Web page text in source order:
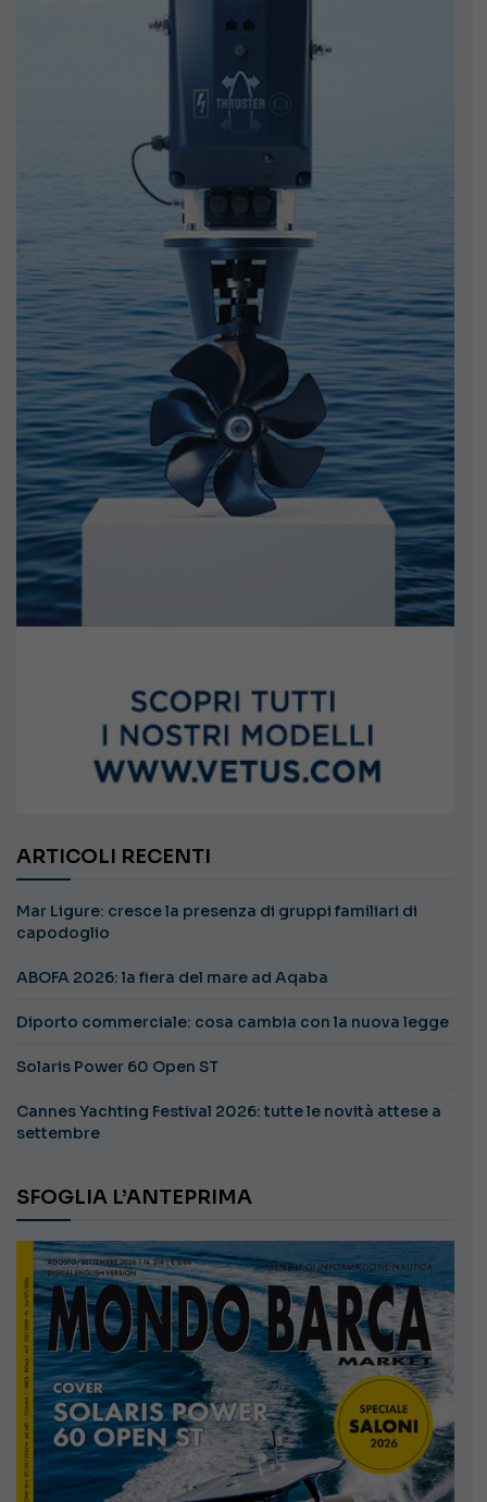
ARTICOLI RECENTI
Mar Ligure: cresce la presenza di gruppi familiari di
capodoglio
ABOFA 2026: la fiera del mare ad Aqaba
Diporto commerciale: cosa cambia con la nuova legge
Solaris Power 60 Open ST
Cannes Yachting Festival 2026: tutte le novità attese a
settembre
SFOGLIA L’ANTEPRIMA